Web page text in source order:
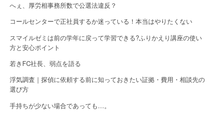
へぇ、厚労相事務所数で公選法違反？
コールセンターで正社員するか迷っている！本当はやりたくない
スマイルゼミは前の学年に戻って学習できる?ふりかえり講座の使い
方と安心ポイント
若きFC社長、弱点を語る
浮気調査｜探偵に依頼する前に知っておきたい証拠・費用・相談先の
選び方
手持ちが少ない場合であっても…。